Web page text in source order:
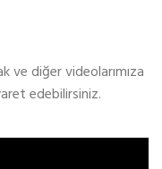
ve diğer videolarımıza
edebilirsiniz.